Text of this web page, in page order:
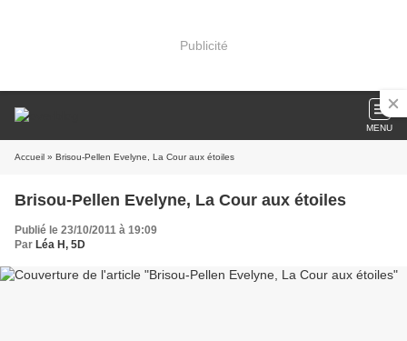
Publicité
MENU
Accueil » Brisou-Pellen Evelyne, La Cour aux étoiles
Brisou-Pellen Evelyne, La Cour aux étoiles
Publié le 23/10/2011 à 19:09
Par Léa H, 5D